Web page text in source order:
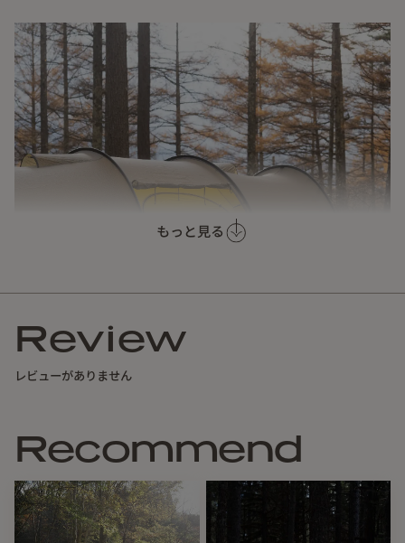
もっと見る
最大4人で就寝可能な吊り下げ式のインナーテントが付属。
インナーテントを取り外して、シェルターとしても使用可
能。
【基本情報】
Review
レビューがありません
Recommend